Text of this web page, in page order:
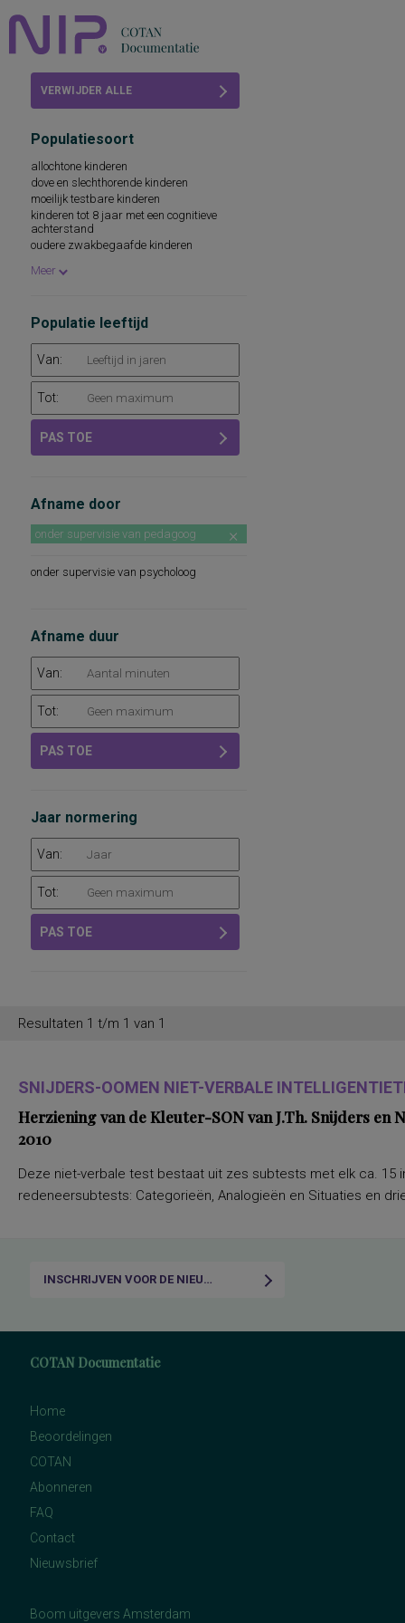
Abonneren
FAQ
VERWIJDER ALLE
Populatiesoort
allochtone kinderen
dove en slechthorende kinderen
moeilijk testbare kinderen
kinderen tot 8 jaar met een cognitieve
achterstand
oudere zwakbegaafde kinderen
Meer
Populatie leeftijd
Van:
Tot:
PAS TOE
Afname door
onder supervisie van pedagoog
onder supervisie van psycholoog
Afname duur
Van:
Tot:
PAS TOE
Jaar normering
Van:
Tot:
PAS TOE
Resultaten 1 t/m 1 van 1
SNIJDERS-OOMEN NIET-VERBALE
Herziening van de Kleuter-SON van J.Th. Snijders en
2010
Deze niet-verbale test bestaat uit zes subtests met elk ca. 15
redeneersubtests: Categorieën, Analogieën en Situaties en
INSCHRIJVEN VOOR DE NIEUWSBRIEF
COTAN Documentatie
Home
Beoordelingen
COTAN
Abonneren
FAQ
Contact
Nieuwsbrief
Boom uitgevers Amsterdam